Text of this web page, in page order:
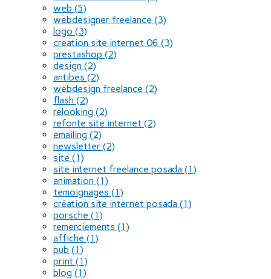
web (5)
webdesigner freelance (3)
logo (3)
creation site internet 06 (3)
prestashop (2)
design (2)
antibes (2)
webdesign freelance (2)
flash (2)
relooking (2)
refonte site internet (2)
emailing (2)
newsletter (2)
site (1)
site internet freelance posada (1)
animation (1)
temoignages (1)
création site internet posada (1)
porsche (1)
remerciements (1)
affiche (1)
pub (1)
print (1)
blog (1)